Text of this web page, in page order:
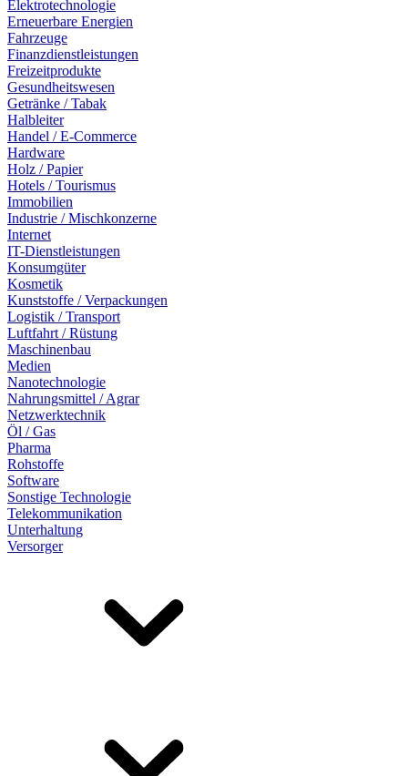
Elektrotechnologie
Erneuerbare Energien
Fahrzeuge
Finanzdienstleistungen
Freizeitprodukte
Gesundheitswesen
Getränke / Tabak
Halbleiter
Handel / E-Commerce
Hardware
Holz / Papier
Hotels / Tourismus
Immobilien
Industrie / Mischkonzerne
Internet
IT-Dienstleistungen
Konsumgüter
Kosmetik
Kunststoffe / Verpackungen
Logistik / Transport
Luftfahrt / Rüstung
Maschinenbau
Medien
Nanotechnologie
Nahrungsmittel / Agrar
Netzwerktechnik
Öl / Gas
Pharma
Rohstoffe
Software
Sonstige Technologie
Telekommunikation
Unterhaltung
Versorger